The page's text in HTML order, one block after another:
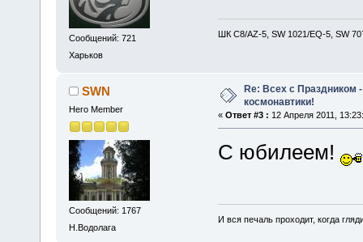
Сообщений: 721
Харьков
ШК С8/AZ-5, SW 1021/EQ-5, SW
SWN
Hero Member
Сообщений: 1767
Н.Водолага
Re: Всех с
космонавтики!
« Ответ #3 : 12 Апреля 2011,
С юбилеем!
И вся печаль проходит, когда